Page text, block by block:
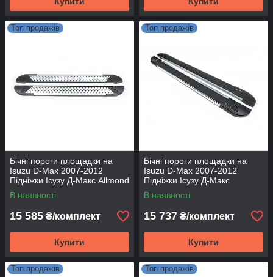
Топ продажів
Бічні пороги площадки на
Isuzu D-Max 2007-2012
Підніжки Ісузу Д-Макс Allmond
Grey
В наявності
15 585 ₴/комплект
Купити
Топ продажів
Бічні пороги площадки на
Isuzu D-Max 2007-2012
Підніжки Ісузу Д-Макс
RedLine V1
В наявності
15 737 ₴/комплект
Купити
Топ продажів Топ продажів